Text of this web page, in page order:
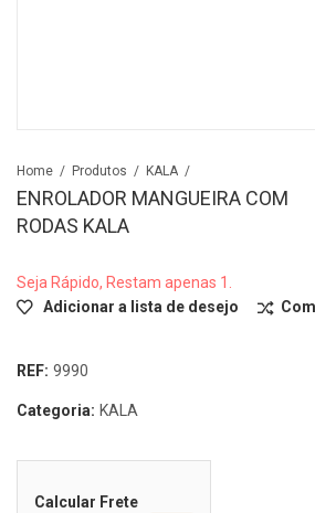
Home Produtos KALA
ENROLADOR MANGUEIRA COM
RODAS KALA
Seja Rápido, Restam apenas 1.
Adicionar a lista de desejo
REF: 9990
Categoria: KALA
Calcular Frete